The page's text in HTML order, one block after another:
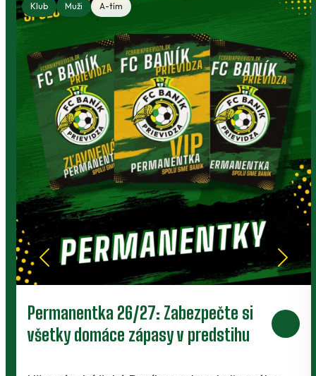
Klub Muži A-tím
Prievidza postúpila do 2. kola pohára.
V Kanianke rozhodol z penalty v